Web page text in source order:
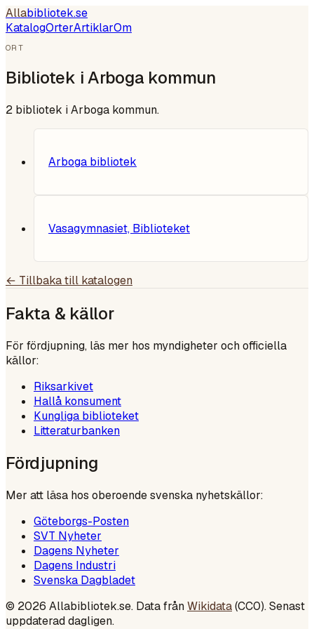
Allabibliotek.se
KatalogOrterArtiklarOm
ORT
Bibliotek iArboga kommun
2 bibliotek iArboga kommun.
Arboga bibliotek
Vasagymnasiet, Biblioteket
← Tillbaka till katalogen
Fakta & källor
För fördjupning, läs mer hos myndigheter och officiella
källor:
Riksarkivet
Hallå konsument
Kungliga biblioteket
Litteraturbanken
Fördjupning
Mer att läsa hos oberoende svenska nyhetskällor:
Göteborgs-Posten
SVT Nyheter
Dagens Nyheter
Dagens Industri
Svenska Dagbladet
© 2026 Allabibliotek.se. Data frånWikidata(CC0). Senast
uppdaterad dagligen.